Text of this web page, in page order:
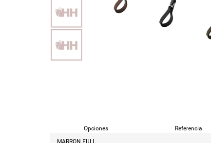
Opciones
Referencia
MARRON FULL